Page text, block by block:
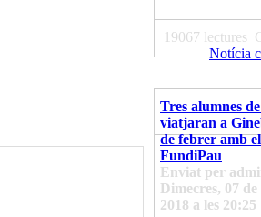
19067 lectures
Notícia
Tres alumnes
viatjaran a
de febrer amb
FundiPau
Enviat per
Dimecres, 07
2018 a les 20:25